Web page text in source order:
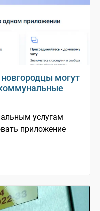
могут
услугам
приложение